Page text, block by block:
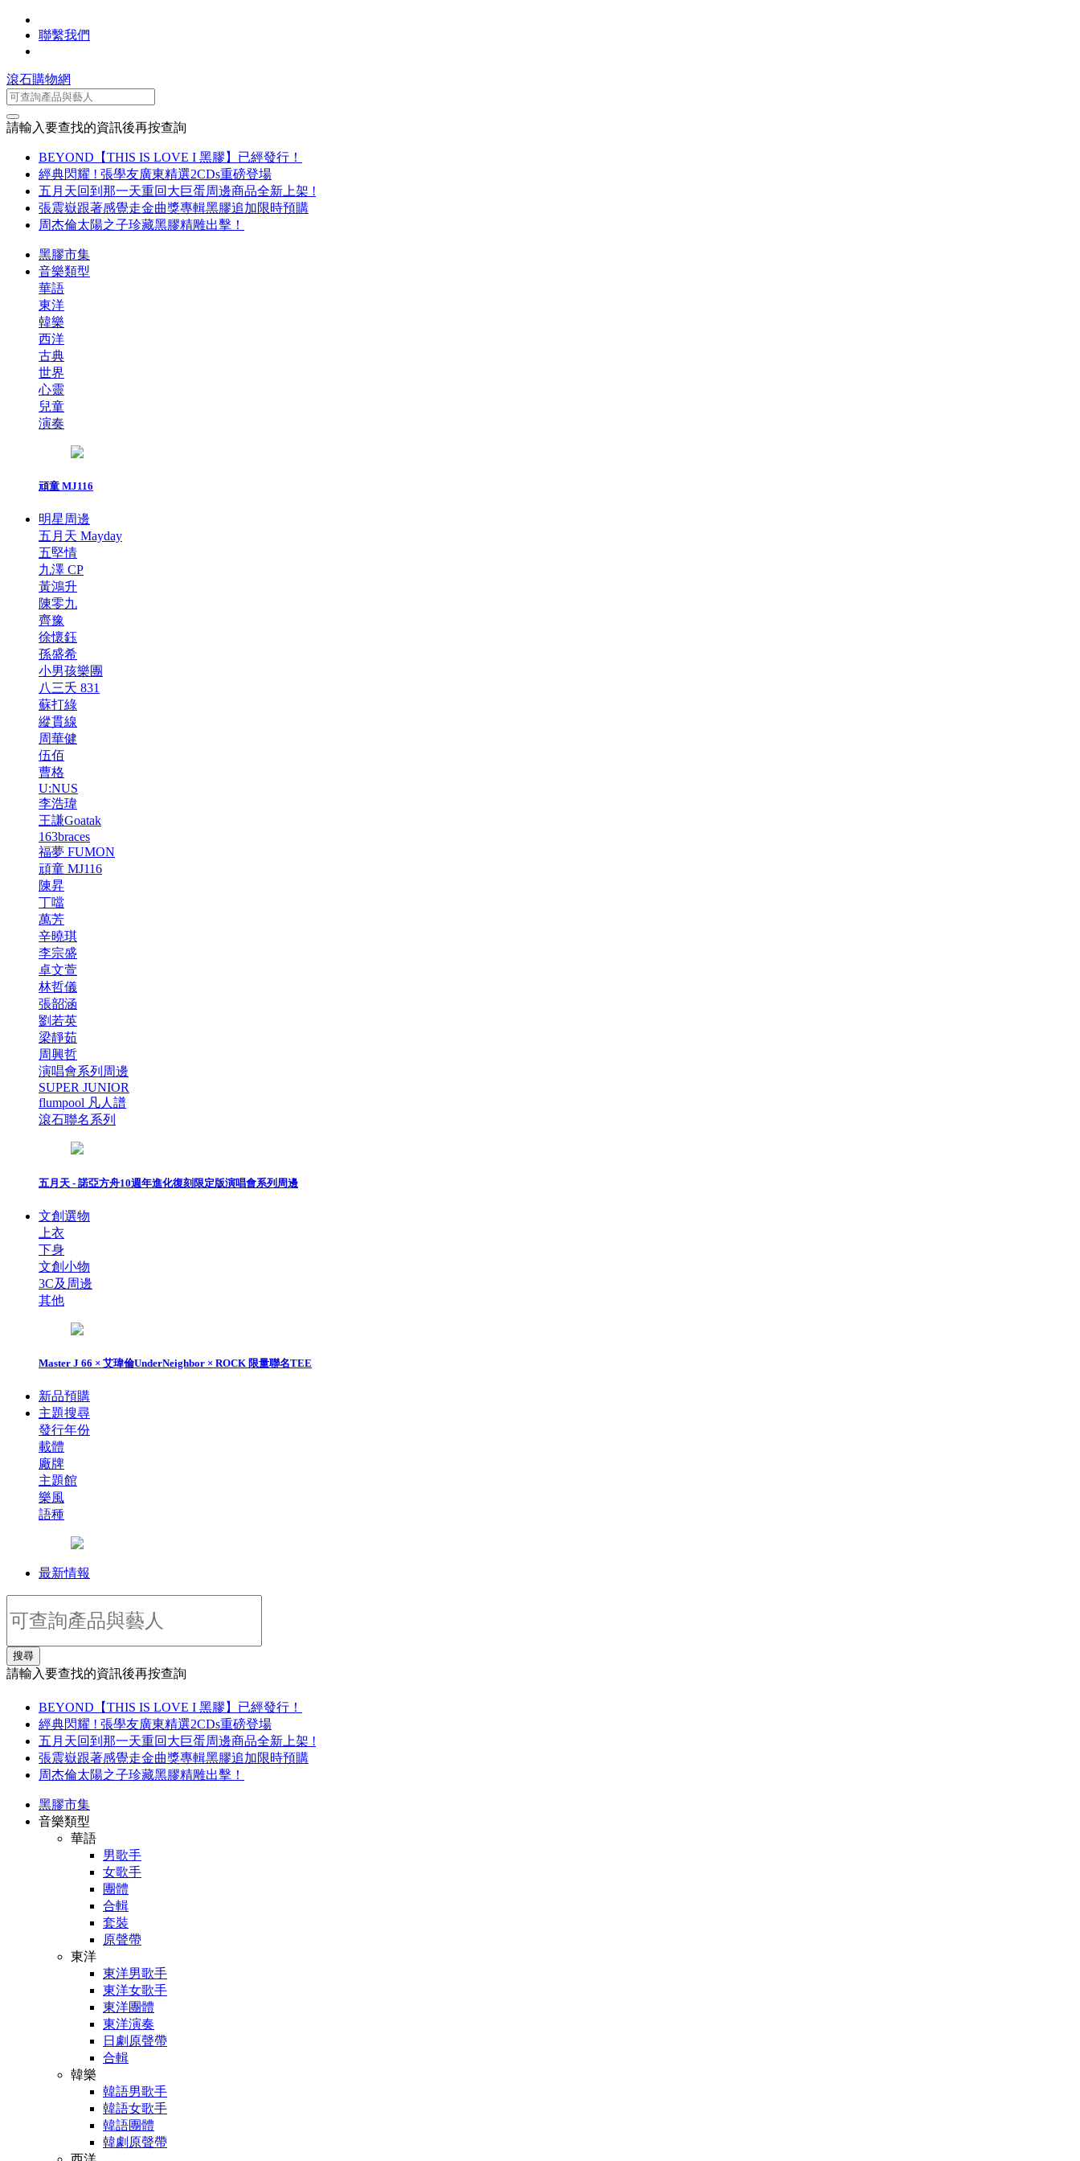
聯繫我們
滾石購物網
請輸入要查找的資訊後再按查詢
BEYOND【THIS IS LOVE I 黑膠】已經發行！
經典閃耀 ! 張學友廣東精選2CDs重磅登場
五月天回到那一天重回大巨蛋周邊商品全新上架 !
張震嶽跟著感覺走金曲獎專輯黑膠追加限時預購
周杰倫太陽之子珍藏黑膠精雕出擊！
黑膠市集
音樂類型
華語
東洋
韓樂
西洋
古典
世界
心靈
兒童
演奏
頑童 MJ116
明星周邊
五月天 Mayday
五堅情
九澤 CP
黃鴻升
陳零九
齊豫
徐懷鈺
孫盛希
小男孩樂團
八三夭 831
蘇打綠
縱貫線
周華健
伍佰
曹格
U:NUS
李浩瑋
王謙Goatak
163braces
福夢 FUMON
頑童 MJ116
陳昇
丁噹
萬芳
辛曉琪
李宗盛
卓文萱
林哲儀
張韶涵
劉若英
梁靜茹
周興哲
演唱會系列周邊
SUPER JUNIOR
flumpool 凡人譜
滾石聯名系列
五月天 - 諾亞方舟10週年進化復刻限定版演唱會系列周邊
文創選物
上衣
下身
文創小物
3C及周邊
其他
Master J 66 × 艾瑋倫UnderNeighbor × ROCK 限量聯名TEE
新品預購
主題搜尋
發行年份
載體
廠牌
主題館
樂風
語種
最新情報
搜尋
請輸入要查找的資訊後再按查詢
BEYOND【THIS IS LOVE I 黑膠】已經發行！
經典閃耀 ! 張學友廣東精選2CDs重磅登場
五月天回到那一天重回大巨蛋周邊商品全新上架 !
張震嶽跟著感覺走金曲獎專輯黑膠追加限時預購
周杰倫太陽之子珍藏黑膠精雕出擊！
黑膠市集
音樂類型
華語
男歌手
女歌手
團體
合輯
套裝
原聲帶
東洋
東洋男歌手
東洋女歌手
東洋團體
東洋演奏
日劇原聲帶
合輯
韓樂
韓語男歌手
韓語女歌手
韓語團體
韓劇原聲帶